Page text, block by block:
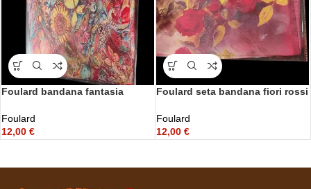
Foulard bandana fantasia
Foulard
12,00 €
Foulard seta bandana fiori rossi
Foulard
12,00 €